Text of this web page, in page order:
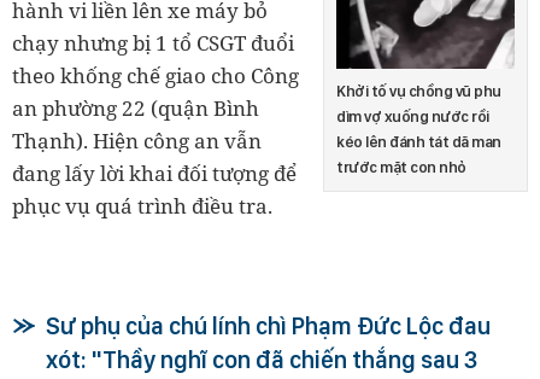
Khởi tố vụ chồng vũ phu
dìm vợ xuống nước rồi
kéo lên đánh tát dã man
trước mặt con nhỏ
hành vi liền lên xe máy bỏ
chạy nhưng bị 1 tổ CSGT đuổi
theo khống chế giao cho Công
an phường 22 (quận Bình
Thạnh). Hiện công an vẫn
đang lấy lời khai đối tượng để
phục vụ quá trình điều tra.
Sư phụ của chú lính chì Phạm Đức Lộc đau
xót: "Thầy nghĩ con đã chiến thắng sau 3